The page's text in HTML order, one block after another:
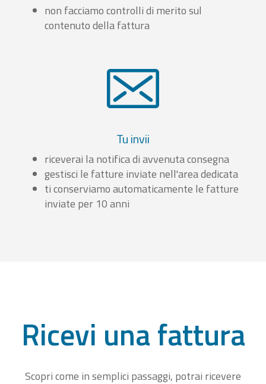
non facciamo controlli di merito sul
contenuto della fattura
Tu invii
riceverai la notifica di avvenuta consegna
gestisci le fatture inviate nell'area dedicata
ti conserviamo automaticamente le fatture
inviate per 10 anni
Ricevi una fattura
Scopri come in semplici passaggi, potrai ricevere